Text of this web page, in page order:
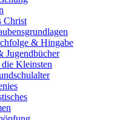
Christ
& Hingabe
Jugendbücher
Kleinsten